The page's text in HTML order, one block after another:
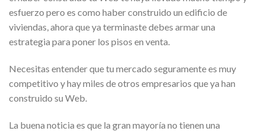
esfuerzo pero es como haber construido un edificio de
viviendas, ahora que ya terminaste debes armar una
estrategia para poner los pisos en venta.
Necesitas entender que tu mercado seguramente es muy
competitivo y hay miles de otros empresarios que ya han
construido su Web.
La buena noticia es que la gran mayoría no tienen una